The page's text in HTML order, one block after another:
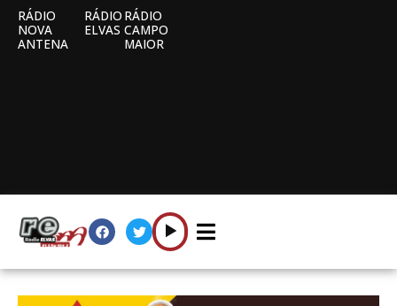
RÁDIO
NOVA
ANTENA
RÁDIO
ELVAS
RÁDIO
CAMPO
MAIOR